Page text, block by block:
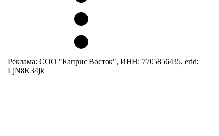
Реклама: ООО "Каприс Восток", ИНН: 7705856435, erid:
LjN8K34jk